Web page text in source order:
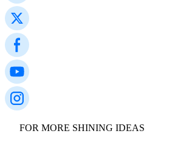
FOR MORE SHINING IDEAS